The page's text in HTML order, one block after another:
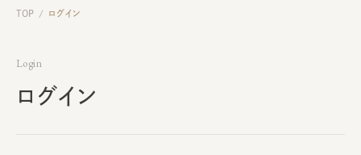
TOP / ログイン
Login
ログイン